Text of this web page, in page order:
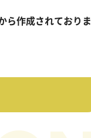
ら作成されておりま